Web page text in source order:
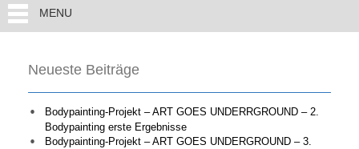
MENU
Neueste Beiträge
Bodypainting-Projekt – ART GOES UNDERRGROUND – 2.
Bodypainting erste Ergebnisse
Bodypainting-Projekt – ART GOES UNDERGROUND – 3.